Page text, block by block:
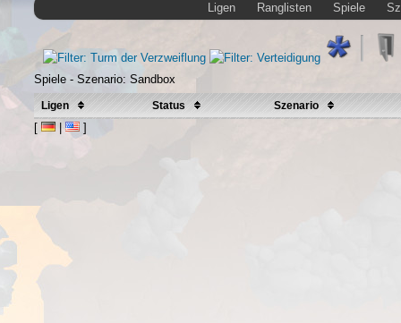
Ligen Ranglisten Spiele
Spiele - Szenario: Sandbox
Ligen Status Szenario
[ | ]